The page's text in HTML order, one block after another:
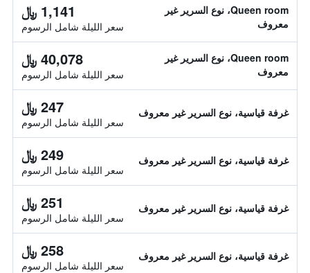
Queen room، نوع السرير غير
معروف
1,141 ﷼
سعر الليلة شامل الرسوم
Queen room، نوع السرير غير
معروف
40,078 ﷼
سعر الليلة شامل الرسوم
غرفة قياسية، نوع السرير غير معروف 247 ﷼
سعر الليلة شامل الرسوم
غرفة قياسية، نوع السرير غير معروف 249 ﷼
سعر الليلة شامل الرسوم
غرفة قياسية، نوع السرير غير معروف 251 ﷼
سعر الليلة شامل الرسوم
غرفة قياسية، نوع السرير غير معروف 258 ﷼
سعر الليلة شامل الرسوم